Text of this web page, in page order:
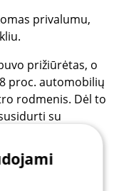
privalumu,
prižiūrėtas, o
proc. automobilių
rodmenis. Dėl to
su